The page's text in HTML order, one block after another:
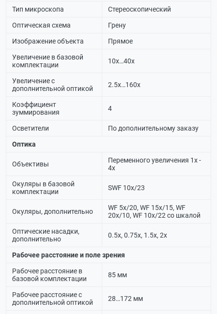
Тип микроскопа Стереоскопический
Оптическая схема Грену
Изображение объекта Прямое
Увеличение в базовой
комплектации
10х…40х
Увеличение с
дополнительной оптикой
2.5х…160х
Коэффициент
зуммирования
4
Осветители По дополнительному заказу
Оптика
Объективы
Переменного увеличения 1х -
4х
Окуляры в базовой
комплектации
SWF 10х/23
Окуляры, дополнительно
WF 5х/20, WF 15х/15, WF
20х/10, WF 10х/22 со шкалой
Оптические насадки,
дополнительно
0.5х, 0.75х, 1.5х, 2х
Рабочее расстояние и поле зрения
Рабочее расстояние в
базовой комплектации
85 мм
Рабочее расстояние с
дополнительной оптикой
28…172 мм